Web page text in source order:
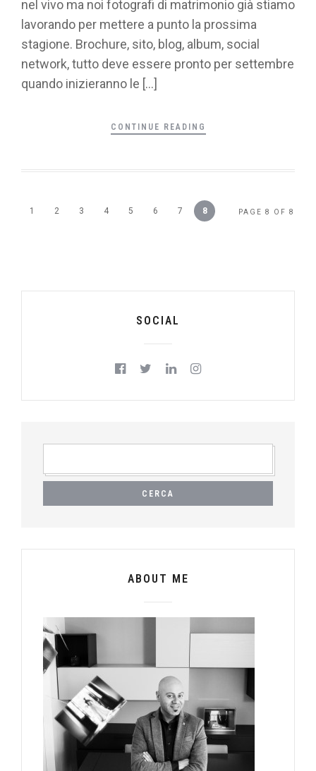
nel vivo ma noi fotografi di matrimonio già stiamo
lavorando per mettere a punto la prossima
stagione. Brochure, sito, blog, album, social
network, tutto deve essere pronto per settembre
quando inizieranno le […]
CONTINUE READING
1 2 3 4 5 6 7 8 PAGE 8 OF 8
SOCIAL
ABOUT ME